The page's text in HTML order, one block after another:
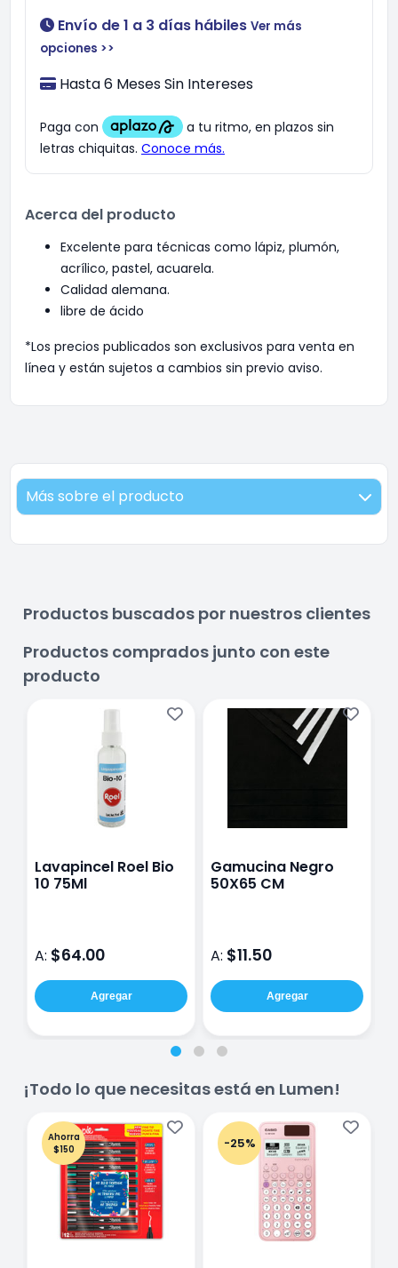
Envío de 1 a 3 días hábiles Ver más
opciones >>
Hasta 6 Meses Sin Intereses
Acerca del producto
Excelente para técnicas como lápiz, plumón,
acrílico, pastel, acuarela.
Calidad alemana.
libre de ácido
*Los precios publicados son exclusivos para venta en
línea y están sujetos a cambios sin previo aviso.
Más sobre el producto
Productos buscados por nuestros clientes
Productos comprados junto con este
producto
Lavapincel Roel Bio
10 75Ml
A: $64.00
Agregar
Gamucina Negro
50X65 CM
A: $11.50
Agregar
¡Todo lo que necesitas está en Lumen!
Ahorra
$150
-25%